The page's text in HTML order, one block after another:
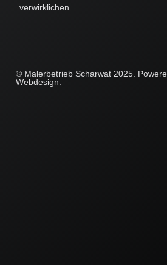
verwirklichen.
© Malerbetrieb Scharwat 2025.
Webdesign.